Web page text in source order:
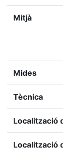
Mitjà
Mides
Tècnica
Localització
Localització